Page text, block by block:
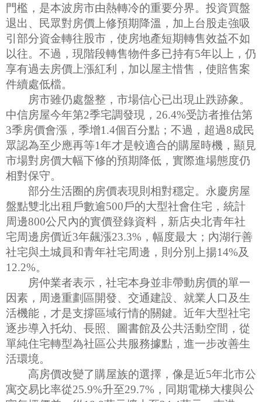
門檻，是本波房市由熱轉冷的重要分界。投資買盤
退出、民眾對房價上修預期降溫，加上台股走強吸
引部分資金轉往股市，使房地產短期轉售效益不如
以往。不過，現階段轉售物件多已持有5年以上，仍
享有過去房價上漲紅利，加以屋主惜售，使賠售案
件續處低檔。
房市雖仍處盤整，市場信心已出現止跌跡象。
中信房屋今年第2季宅調發現，26.4%受訪者推估第
3季房價會漲，季增1.4個百分點；不過，超過8成民
眾認為至少應再等1年才是較適合的購屋時機，顯見
市場對房價大幅下修的預期降低，實際進場態度仍
相對保守。
部分生活圈的房價表現則相對穩定。永慶房屋
盤點雙北出租戶數逾500戶的大型社會住宅，統計
周邊800公尺內的實價登錄資料，新店央北青年社
宅周邊房價近3年飆漲23.3%，幅度最大；內湖行善
社宅與土城員和青年社宅周邊，則分別上揚14%及
12.2%。
房仲業者表示，社宅本身並非帶動房價的單一
因素，周邊重劃區開發、交通建設、就業人口及生
活機能，才是支撐區域行情的關鍵。近年大型社宅
逐步導入托幼、長照、圖書館及公共活動空間，從
單純住宅轉型為社區公共服務據點，進一步改善生
活環境。
高房價改變了購屋族的選擇，像是近5年北市公
寓交易比率從25.9%升至29.7%，同期電梯大樓與公